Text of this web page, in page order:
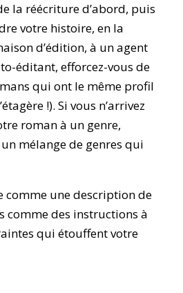
la réécriture d’abord, puis
votre histoire, en la
d’édition, à un agent
éditant, efforcez-vous de
qui ont le même profil
!). Si vous n’arrivez
roman à un genre,
mélange de genres qui
comme une description de
comme des instructions à
qui étouffent votre